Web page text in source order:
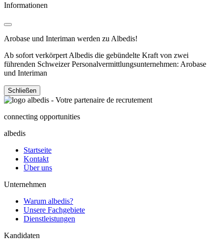
Informationen
Arobase und Interiman werden zu Albedis!
Ab sofort verkörpert Albedis die gebündelte Kraft von zwei
führenden Schweizer Personalvermittlungsunternehmen: Arobase
und Interiman
Schließen
connecting opportunities
albedis
Startseite
Kontakt
Über uns
Unternehmen
Warum albedis?
Unsere Fachgebiete
Dienstleistungen
Kandidaten